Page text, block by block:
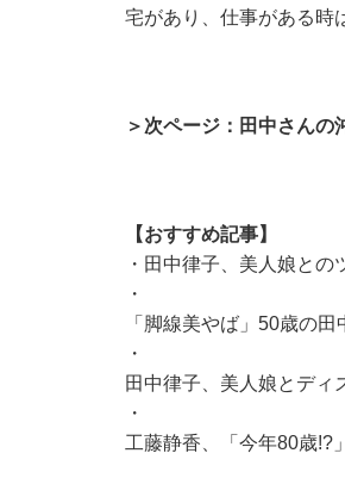
宅があり、仕事がある時
＞次ページ：田中さんの
【おすすめ記事】
・ 田中律子、美人娘との
・
「脚線美やば」50歳の
・
田中律子、美人娘とディ
・
工藤静香、「今年80歳!?